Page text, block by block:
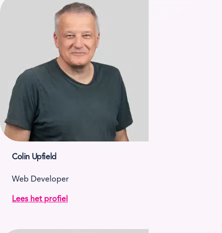
Colin Upfield
Web Developer
Lees het profiel